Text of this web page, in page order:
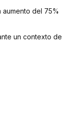
aumento del 75%
un contexto de